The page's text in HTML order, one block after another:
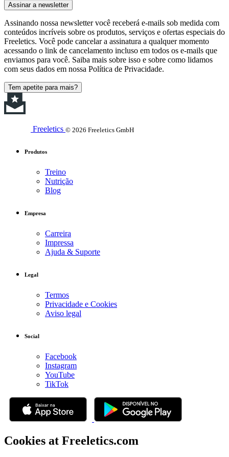
Assinar a newsletter
Assinando nossa newsletter você receberá e-mails sob medida com
conteúdos incríveis sobre os produtos, serviços e ofertas especiais do
Freeletics. Você pode cancelar a assinatura a qualquer momento
acessando o link de cancelamento incluso em todos os e-mails que
enviamos para você. Saiba mais sobre isso e sobre como lidamos
com seus dados em nossa Política de Privacidade.
Tem apetite para mais?
Freeletics © 2026 Freeletics GmbH
Produtos
Treino
Nutrição
Blog
Empresa
Carreira
Impressa
Ajuda & Suporte
Legal
Termos
Privacidade e Cookies
Aviso legal
Social
Facebook
Instagram
YouTube
TikTok
Cookies at Freeletics.com